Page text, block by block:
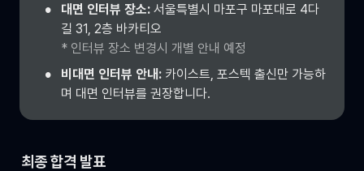
• 대면 인터뷰 장소: 서울특별시 마포구 마포대로 4다
* 인터뷰 장소 변경시 개별 안내 예정
• 비대면 인터뷰 안내: 카이스트, 포스텍 출신만 가능하
며 대면 인터뷰를 권장합니다.
최종 합격 발표